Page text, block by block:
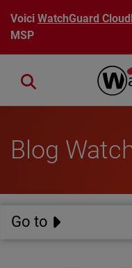
Aller au contenu principal
VoiciWatchGuard
MSP
Close search
Blog
Go to